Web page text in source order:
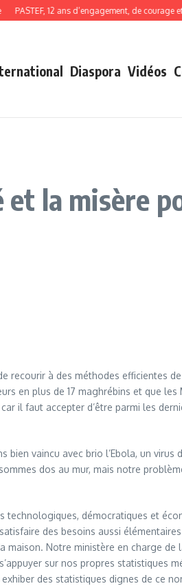
PASTEF, 12 ans d’engagement, de courage et
Diaspora Vidéos
et la misère
à des méthodes efficientes
en plus de 17 maghrébins et que
il faut accepter d’être parmi les
vaincu avec brio l’Ebola, un virus
dos au mur, mais notre
démocratiques et
des besoins aussi
Notre ministère en charge
sur nos propres statistiques
des statistiques dignes de ce